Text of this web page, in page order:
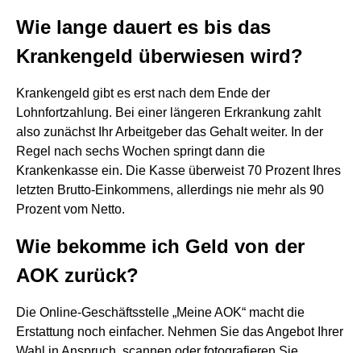
Wie lange dauert es bis das
Krankengeld überwiesen wird?
Krankengeld gibt es erst nach dem Ende der
Lohnfortzahlung. Bei einer längeren Erkrankung zahlt
also zunächst Ihr Arbeitgeber das Gehalt weiter. In der
Regel nach sechs Wochen springt dann die
Krankenkasse ein. Die Kasse überweist 70 Prozent Ihres
letzten Brutto-Einkommens, allerdings nie mehr als 90
Prozent vom Netto.
Wie bekomme ich Geld von der
AOK zurück?
Die Online-Geschäftsstelle „Meine AOK“ macht die
Erstattung noch einfacher. Nehmen Sie das Angebot Ihrer